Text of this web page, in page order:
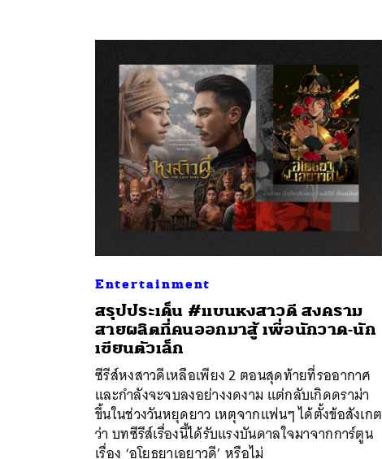
Entertainment
สรุปประเด็น #แบนหงสาวดี สงคราม
สายผลิตที่คนออกมาสู้ เพื่อนักวาด-นัก
เขียนตัวเล็ก
ซีรีส์หงสาวดีเหลือเพียง 2 ตอนสุดท้ายที่รออากาศ
และกำลังจะจบลงอย่างงดงาม แต่กลับเกิดดราม่า
ขึ้นในช่วงวันหยุดยาว เหตุจากแฟนๆ ได้ตั้งข้อสังเกต
ว่า บทซีรีส์เรื่องนี้ได้รับแรงบันดาลใจมาจากการ์ตูน
เรื่อง ‘อโยธยาเอยาวดี’ หรือไม่
ค้นหา